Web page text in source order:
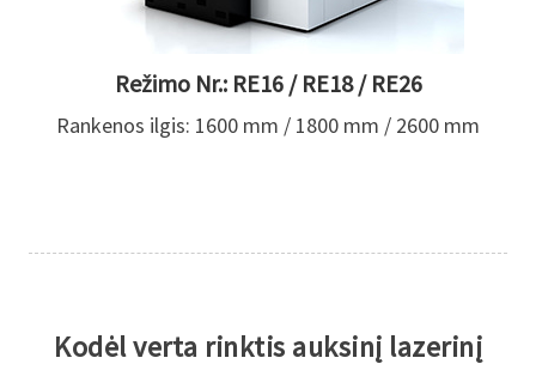
Režimo Nr.: RE16 / RE18 / RE26
Rankenos ilgis: 1600 mm / 1800 mm / 2600 mm
Kodėl verta rinktis auksinį lazerinį